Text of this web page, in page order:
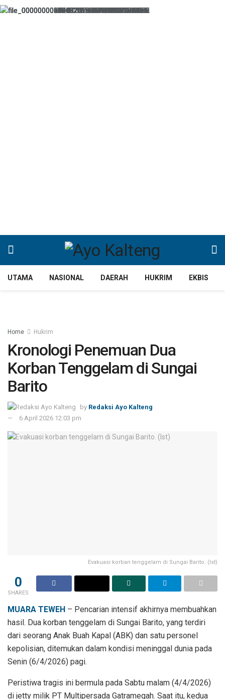
UTAMA NASIONAL DAERAH HUKRIM EKBIS
Home Hukrim
Kronologi Penemuan Dua
Korban Tenggelam di Sungai
Barito
by Redaksi Ayo Kalteng
6 April 2026 12:03 pm
Evakuasi korban tenggelam di Sungai Barito. (Ist)
0
SHARES
MUARA TEWEH – Pencarian intensif akhirnya membuahkan
hasil. Dua korban tenggelam di Sungai Barito, yang terdiri
dari seorang Anak Buah Kapal (ABK) dan satu personel
kepolisian, ditemukan dalam kondisi meninggal dunia pada
Senin (6/4/2026) pagi.
Peristiwa tragis ini bermula pada Sabtu malam (4/4/2026)
di jetty milik PT Multipersada Gatramegah. Saat itu, kedua